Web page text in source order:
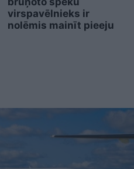
virspavēlnieks ir
nolēmis mainīt pieeju